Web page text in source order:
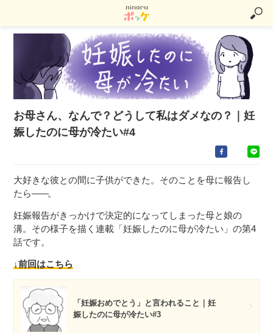
お母さん、なんで？どうして私はダメなの？｜妊
娠したのに母が冷たい#4
大好きな彼との間に子供ができた。そのことを母に報告し
たら――。
妊娠報告がきっかけで決定的になってしまった母と娘の
溝。その様子を描く連載「妊娠したのに母が冷たい」の第4
話です。
↓前回はこちら
「妊娠おめでとう」と言われること｜妊
娠したのに母が冷たい#3